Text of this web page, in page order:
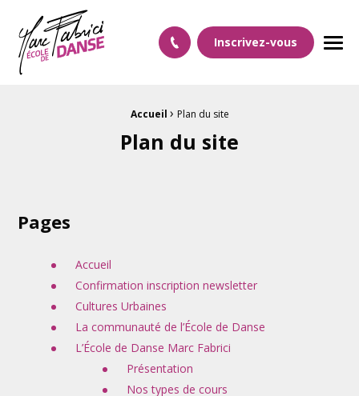
Ecole Danse Mulhouse Ecole de danse à Mulhouse
Inscrivez-vous
Accueil › Plan du site
Plan du site
Pages
Accueil
Confirmation inscription newsletter
Cultures Urbaines
La communauté de l’École de Danse
L’École de Danse Marc Fabrici
Présentation
Nos types de cours